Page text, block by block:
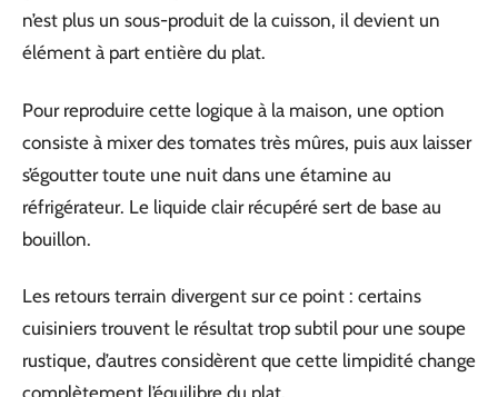
n’est plus un sous-produit de la cuisson, il devient un
élément à part entière du plat.
Pour reproduire cette logique à la maison, une option
consiste à mixer des tomates très mûres, puis aux laisser
s’égoutter toute une nuit dans une étamine au
réfrigérateur. Le liquide clair récupéré sert de base au
bouillon.
Les retours terrain divergent sur ce point : certains
cuisiniers trouvent le résultat trop subtil pour une soupe
rustique, d’autres considèrent que cette limpidité change
complètement l’équilibre du plat.